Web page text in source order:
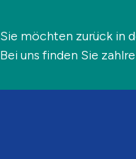
Sie möchten zurück in
Bei uns finden Sie